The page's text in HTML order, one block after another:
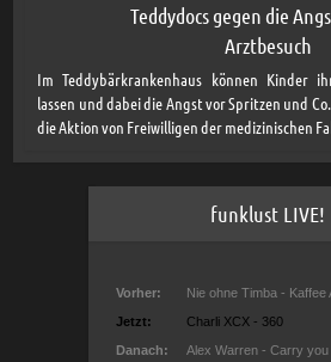
Teddydocs gegen die
Arztbesuch
Im Teddybärkrankenhaus können Kinder
lassen und dabei die Angst vor Spritzen und
die Aktion von Freiwilligen der medizinischen
funklust LIVE!